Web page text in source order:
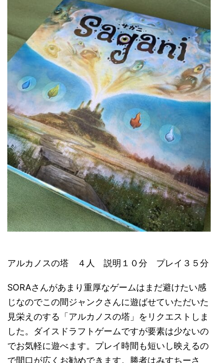
アルカノスの塔 ４人 説明１０分 プレイ３５分
SORAさんがあまり重厚なゲームはまだ避けたい感
じなのでこの間ジャンクさんに遊ばせていただいた
見栄えのする「アルカノスの塔」をリクエストしま
した。ダイスドラフトゲームですが要素は少ないの
でお気軽に遊べます。プレイ時間も短いし映えるの
で間口が広くお勧めできます。勝者はみすちーさ